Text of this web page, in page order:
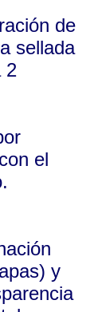
de
sellada
2
el
y